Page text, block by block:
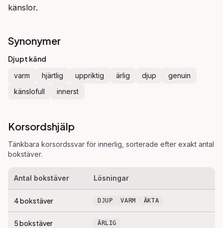
känslor.
Synonymer
Djupt känd
varm hjärtlig uppriktig ärlig djup
genuin
känslofull
innerst
Korsordshjälp
Tänkbara korsordssvar för innerlig , sorterade efter exakt antal
bokstäver.
Antal bokstäver Lösningar
4bokstäver DJUP VARM ÄKTA
5bokstäver ÄRLIG